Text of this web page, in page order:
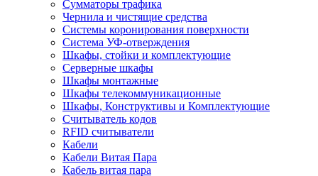
Сумматоры трафика
Чернила и чистящие средства
Системы коронирования поверхности
Cистема УФ-отверждения
Шкафы, стойки и комплектующие
Серверные шкафы
Шкафы монтажные
Шкафы телекоммуникационные
Шкафы, Конструктивы и Комплектующие
Считыватель кодов
RFID считыватели
Кабели
Кабели Витая Пара
Кабель витая пара